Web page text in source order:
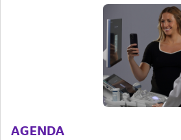
AGENDA